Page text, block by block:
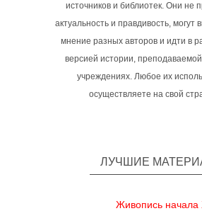
источников и библиотек. Они не
актуальность и правдивость, могут
мнение разных авторов и идти в
версией истории,
учреждениях. Любое их
осуществляете на свой
ЛУЧШИЕ
Живопись начала